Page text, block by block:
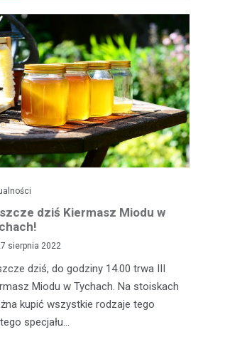
dziś Kiermasz Miodu w
sierpnia 2022
dziś, do godziny 14.00 trwa III
Miodu w Tychach. Na stoiskach
kupić wszystkie rodzaje tego
specjału…